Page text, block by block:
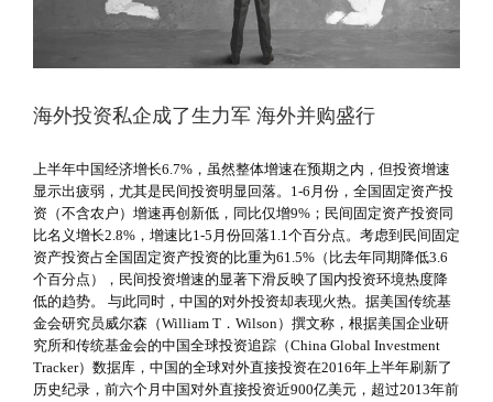
海外投资私企成了生力军 海外并购盛行
上半年中国经济增长6.7%，虽然整体增速在预期之内，但投资增速
显示出疲弱，尤其是民间投资明显回落。1-6月份，全国固定资产投
资（不含农户）增速再创新低，同比仅增9%；民间固定资产投资同
比名义增长2.8%，增速比1-5月份回落1.1个百分点。考虑到民间固定
资产投资占全国固定资产投资的比重为61.5%（比去年同期降低3.6
个百分点），民间投资增速的显著下滑反映了国内投资环境热度降
低的趋势。 与此同时，中国的对外投资却表现火热。据美国传统基
金会研究员威尔森（William T．Wilson）撰文称，根据美国企业研
究所和传统基金会的中国全球投资追踪（China Global Investment
Tracker）数据库，中国的全球对外直接投资在2016年上半年刷新了
历史纪录，前六个月中国对外直接投资近900亿美元，超过2013年前